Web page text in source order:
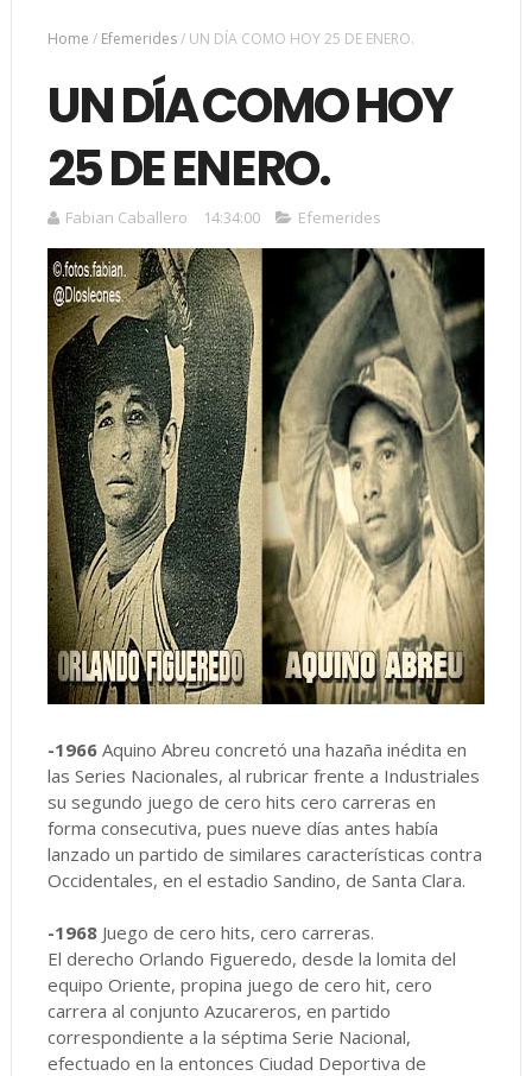
Home / Efemerides/ UN DÍA COMO HOY 25 DE ENERO.
UN DÍA COMO HOY
25 DE ENERO.
Fabian Caballero 14:34:00 Efemerides
-1966Aquino Abreu concretó una hazaña inédita en
las Series Nacionales, al rubricar frente a Industriales
su segundo juego de cero hits cero carreras en
forma consecutiva, pues nueve días antes había
lanzado un partido de similares características contra
Occidentales, en el estadio Sandino, de Santa Clara.
-1968Juego de cero hits, cero carreras.
El derecho Orlando Figueredo, desde la lomita del
equipo Oriente, propina juego de cero hit, cero
carrera al conjunto Azucareros, en partido
correspondiente a la séptima Serie Nacional,
efectuado en la entonces Ciudad Deportiva de